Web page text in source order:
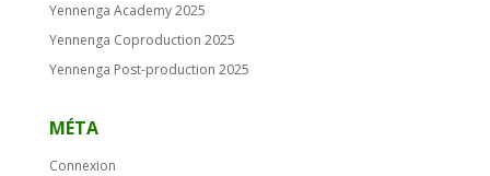
Yennenga Academy 2025
Yennenga Coproduction 2025
Yennenga Post-production 2025
MÉTA
Connexion